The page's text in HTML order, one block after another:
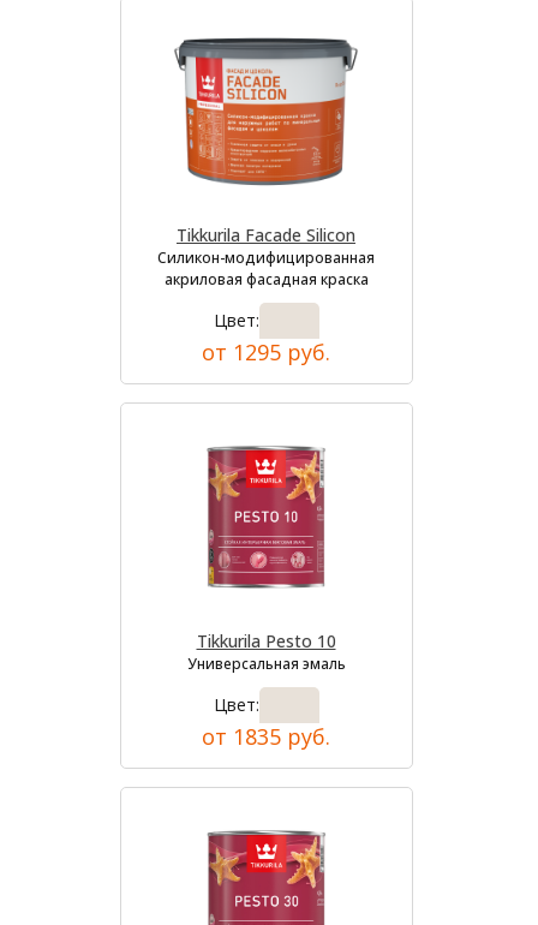
Tikkurila Facade Silicon
Силикон-модифицированная
акриловая фасадная краска
Цвет:
от 1295 руб.
Tikkurila Pesto 10
Универсальная эмаль
Цвет:
от 1835 руб.